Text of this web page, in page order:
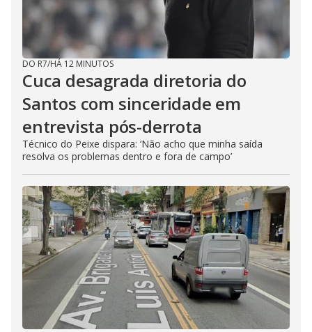
DO R7/HÁ 12 MINUTOS
Cuca desagrada diretoria do
Santos com sinceridade em
entrevista pós-derrota
Técnico do Peixe dispara: ‘Não acho que minha saída
resolva os problemas dentro e fora de campo’